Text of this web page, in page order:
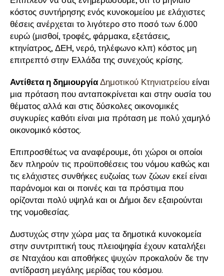
κόστος συντήρησης ενός κυνοκομείου με ελάχιστες
θέσεις ανέρχεται το λιγότερο στο ποσό των 6.000
ευρώ (μισθοί, τροφές, φάρμακα, εξετάσεις,
κτηνίατρος, ΔΕΗ, νερό, τηλέφωνο κλπ) κόστος μη
επιτρεπτό στην Ελλάδα της συνεχούς κρίσης.
Αντίθετα η δημιουργίαΔημοτικού Κτηνιατρείου είναι
μια πρόταση που ανταποκρίνεται και στην ουσία του
θέματος αλλά και στις δύσκολες οικονομικές
συγκυρίες καθότι είναι μια πρόταση με πολύ χαμηλό
οικονομικό κόστος.
Επιπροσθέτως να αναφέρουμε, ότι χώροι οι οποίοι
δεν πληρούν τις προϋποθέσεις του νόμου καθώς και
τις ελάχιστες συνθήκες ευζωίας των ζώων εκεί είναι
παράνομοι και οι ποινές και τα πρόστιμα που
ορίζονται πολύ υψηλά και οι Δήμοι δεν εξαιρούνται
της νομοθεσίας.
Δυστυχώς στην χώρα μας τα δημοτικά κυνοκομεία
στην συντριπτική τους πλειοψηφία έχουν καταλήξει
σε Νταχάου και αποθήκες ψυχών προκαλούν δε την
αντίδραση μεγάλης μερίδας του κόσμου.